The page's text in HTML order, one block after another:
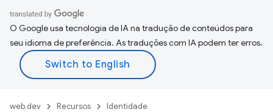
O Google usa tecnologia de IA na tradução de conteúdos para
seu idioma de preferência. As traduções com IA podem ter erros.
web.dev Recursos Identidade